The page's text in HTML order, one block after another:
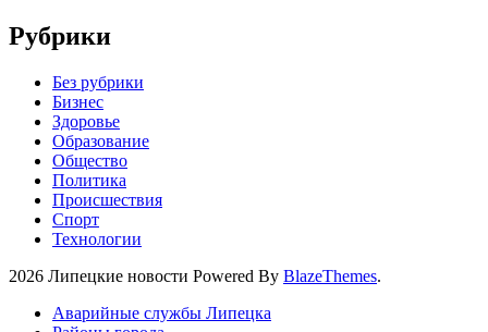
Рубрики
Без рубрики
Бизнес
Здоровье
Образование
Общество
Политика
Происшествия
Спорт
Технологии
2026 Липецкие новости Powered By BlazeThemes.
Аварийные службы Липецка